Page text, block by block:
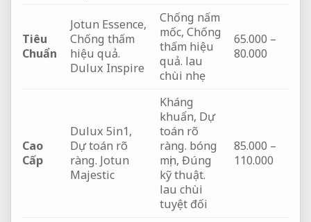
Tiêu
Chuẩn
Jotun Essence,
Chống thấm
hiệu quả.
Dulux Inspire
Chống nấm
mốc,Chống
thấm hiệu
quả. lau
chùi nhẹ
65.000 –
80.000
Cao
Cấp
Dulux 5in1,
Dự toán rõ
ràng. Jotun
Majestic
Kháng
khuẩn, Dự
toán rõ
ràng. bóng
mịn,Đúng
kỹ thuật.
lau chùi
tuyệt đối
85.000 –
110.000